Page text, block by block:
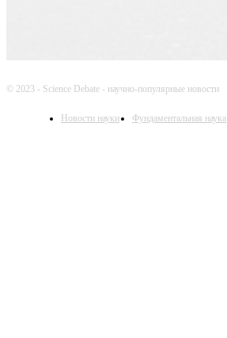
© 2023 - Science Debate - научно-популярные новости
Новости науки Фундаментальная наука